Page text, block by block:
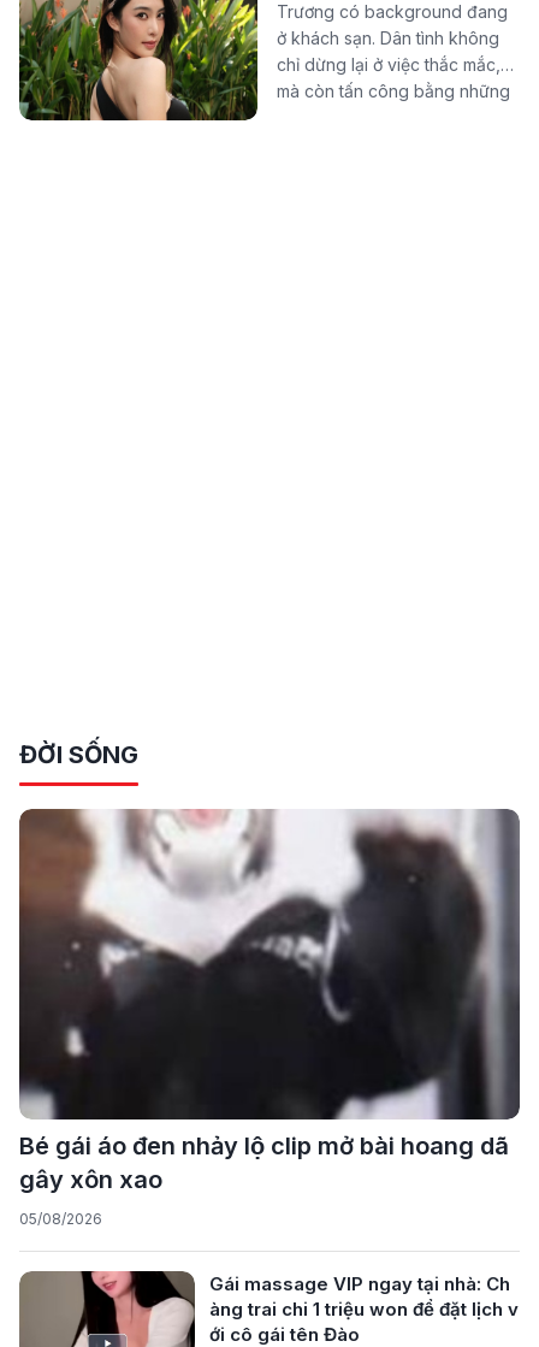
Trương có background đang
ở khách sạn. Dân tình không
chỉ dừng lại ở việc thắc mắc,
mà còn tấn công bằng những
ĐỜI SỐNG
Bé gái áo đen nhảy lộ clip mở bài hoang dã
gây xôn xao
05/08/2026
Gái massage VIP ngay tại nhà: Ch
àng trai chi 1 triệu won để đặt lịch v
ới cô gái tên Đào